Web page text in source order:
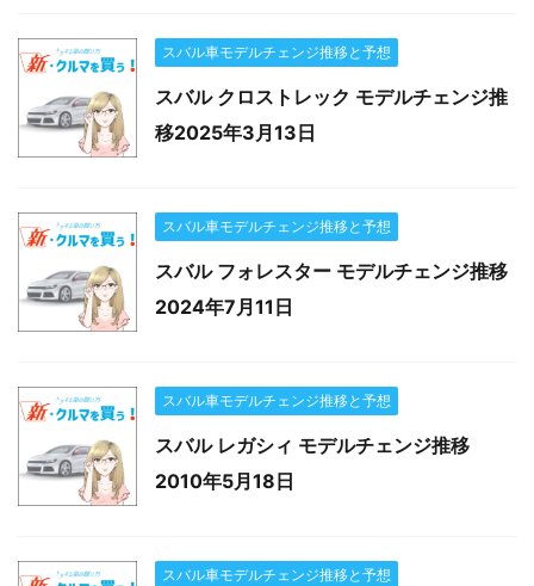
スバル車モデルチェンジ推移と予想
スバル クロストレック モデルチェンジ推
移2025年3月13日
スバル車モデルチェンジ推移と予想
スバル フォレスター モデルチェンジ推移
2024年7月11日
スバル車モデルチェンジ推移と予想
スバル レガシィ モデルチェンジ推移
2010年5月18日
スバル車モデルチェンジ推移と予想